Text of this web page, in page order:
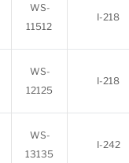
WS-
11512
I-218
WS-
12125
I-218
WS-
13135
I-242